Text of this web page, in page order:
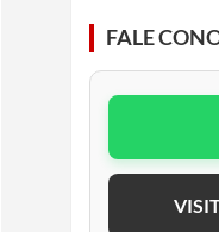
FALE